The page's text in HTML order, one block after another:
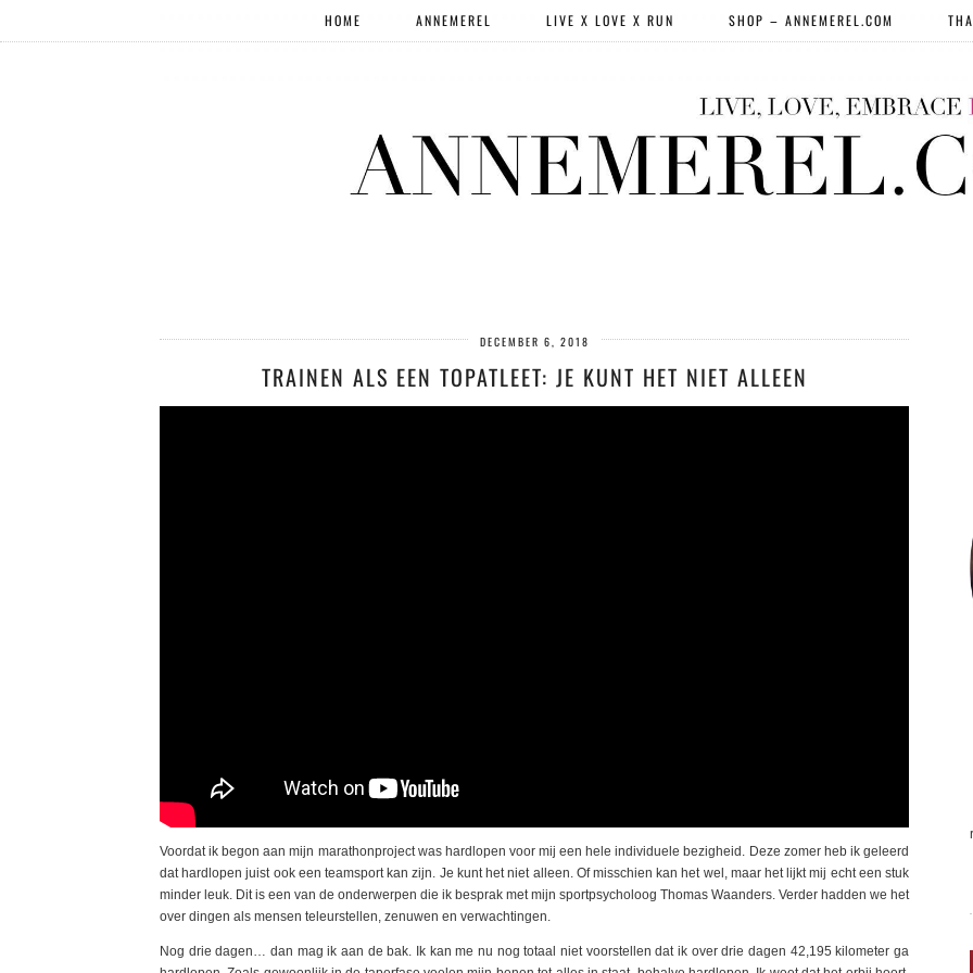
HOME ANNEMEREL LIVE X LOVE X RUN SHOP – ANNEMEREL.COM
DECEMBER 6, 2018
TRAINEN ALS EEN TOPATLEET: JE KUNT HET NIET ALLEEN
Voordat ik begon aan mijn marathonproject was hardlopen voor mij een hele individuele bezigheid. Deze zomer heb ik geleerd
dat hardlopen juist ook een teamsport kan zijn. Je kunt het niet alleen. Of misschien kan het wel, maar het lijkt mij echt een stuk
minder leuk. Dit is een van de onderwerpen die ik besprak met mijn sportpsycholoog Thomas Waanders. Verder hadden we het
over dingen als mensen teleurstellen, zenuwen en verwachtingen.
Nog drie dagen… dan mag ik aan de bak. Ik kan me nu nog totaal niet voorstellen dat ik over drie dagen 42,195 kilometer ga